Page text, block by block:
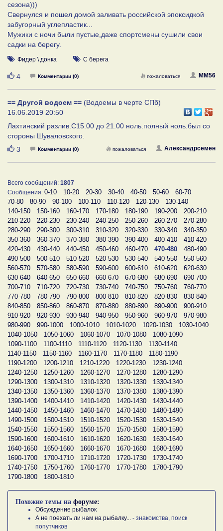
сезона)))
Свернулся и пошел домой заливать российской эпоксидкой
забугорный углепластик...
Мужики с ночи были пустые,даже спортсмены сушили свои
садки на берегу.
Фидер \ донка С берега
Нравится
4 Комментарии (0) MM56
пожаловаться
== Другой водоем == (Водоемы в черте СПб)
16.06.2019 20:50
Лахтинский разлив.С15.00 до 21.00 ноль.полный ноль.был со
стороны Шуваловского.
Нравится
3 Комментарии (0) Александрсемен
пожаловаться
Всего сообщений: 1807
Сообщения: 0-10 10-20 20-30 30-40 40-50 50-60
60-70
70-80
80-90 90-100 100-110 110-120 120-130
130-140
140-150
150-160 160-170 170-180 180-190 190-200
200-210
210-220
220-230 230-240 240-250 250-260 260-270
270-280
280-290
290-300 300-310 310-320 320-330 330-340
340-350
350-360
360-370 370-380 380-390 390-400 400-410
410-420
420-430
430-440 440-450 450-460 460-470 470-480
480-490
490-500
500-510 510-520 520-530 530-540 540-550
550-560
560-570
570-580 580-590 590-600 600-610 610-620
620-630
630-640
640-650 650-660 660-670 670-680 680-690
690-700
700-710
710-720 720-730 730-740 740-750 750-760
760-770
770-780
780-790 790-800 800-810 810-820 820-830
830-840
840-850
850-860 860-870 870-880 880-890 890-900
900-910
910-920
920-930 930-940 940-950 950-960 960-970
970-980
980-990
990-1000 1000-1010 1010-1020 1020-1030
1030-1040
1040-1050
1050-1060 1060-1070 1070-1080
1080-1090
1090-1100
1100-1110 1110-1120 1120-1130
1130-1140
1140-1150
1150-1160 1160-1170 1170-1180
1180-1190
1190-1200
1200-1210 1210-1220 1220-1230
1230-1240
1240-1250
1250-1260 1260-1270 1270-1280
1280-1290
1290-1300
1300-1310 1310-1320 1320-1330
1330-1340
1340-1350
1350-1360 1360-1370 1370-1380
1380-1390
1390-1400
1400-1410 1410-1420 1420-1430
1430-1440
1440-1450
1450-1460 1460-1470 1470-1480
1480-1490
1490-1500
1500-1510 1510-1520 1520-1530
1530-1540
1540-1550
1550-1560 1560-1570 1570-1580
1580-1590
1590-1600
1600-1610 1610-1620 1620-1630
1630-1640
1640-1650
1650-1660 1660-1670 1670-1680
1680-1690
1690-1700
1700-1710 1710-1720 1720-1730
1730-1740
1740-1750
1750-1760 1760-1770 1770-1780
1780-1790
1790-1800
1800-1810
Похожие темы на форуме:
Обсуждение рыбалок
А не поехать ли нам на рыбалку... - знакомства, поиск
попутчиков